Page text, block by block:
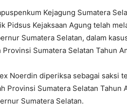
Kejagung Sumatera
Pidsus Kejaksaan Agung telah
Sumatera Selatan, dalam
Sumatera Selatan Tahun
Noerdin diperiksa sebagai saksi
Provinsi Sumatera Selatan Tahun
Sumatera Selatan.